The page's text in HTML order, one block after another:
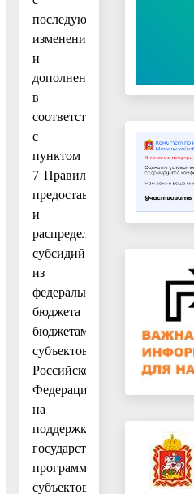
последующими
изменениями
и
дополнениями,
в
соответствии
с
пунктом
7 Правил
предоставления
и
распределения
субсидий
из
федерального
бюджета
бюджетам
субъектов
Российской
Федерации
на
поддержку
государственных
программ
субъектов